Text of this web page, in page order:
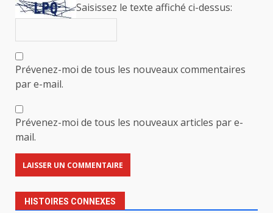
Saisissez le texte affiché ci-dessus:
Prévenez-moi de tous les nouveaux commentaires
par e-mail.
Prévenez-moi de tous les nouveaux articles par e-
mail.
HISTOIRES CONNEXES